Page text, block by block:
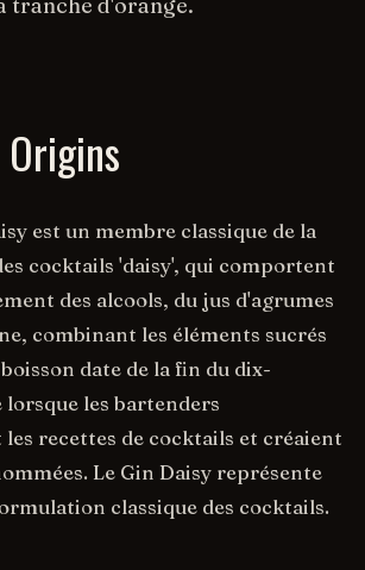
est un membre classique de la
cocktails 'daisy', qui comportent
des alcools, du jus d'agrumes
combinant les éléments sucrés
date de la fin du dix-
lorsque les bartenders
recettes de cocktails et créaient
Le Gin Daisy représente
classique des cocktails.